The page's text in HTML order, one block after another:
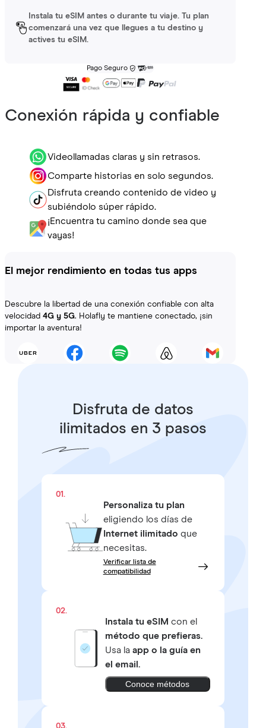
Instala tu eSIM antes o durante tu viaje. Tu plan
comenzará una vez que llegues a tu destino y
actives tu eSIM.
Pago Seguro
Conexión rápida y confiable
Videollamadas claras y sin retrasos.
Comparte historias en solo segundos.
Disfruta creando contenido de video y
subiéndolo súper rápido.
¡Encuentra tu camino donde sea que
vayas!
El mejor rendimiento en todas tus apps
Descubre la libertad de una conexión confiable con alta
velocidad 4G y 5G. Holafly te mantiene conectado, ¡sin
importar la aventura!
Disfruta de datos
ilimitados en 3 pasos
01.
Personaliza tu plan
eligiendo los días de
Internet ilimitado que
necesitas.
Verificar lista de
compatibilidad
02.
Instala tu eSIM con el
método que prefieras.
Usa la app o la guía en
el email.
Conoce métodos
03.